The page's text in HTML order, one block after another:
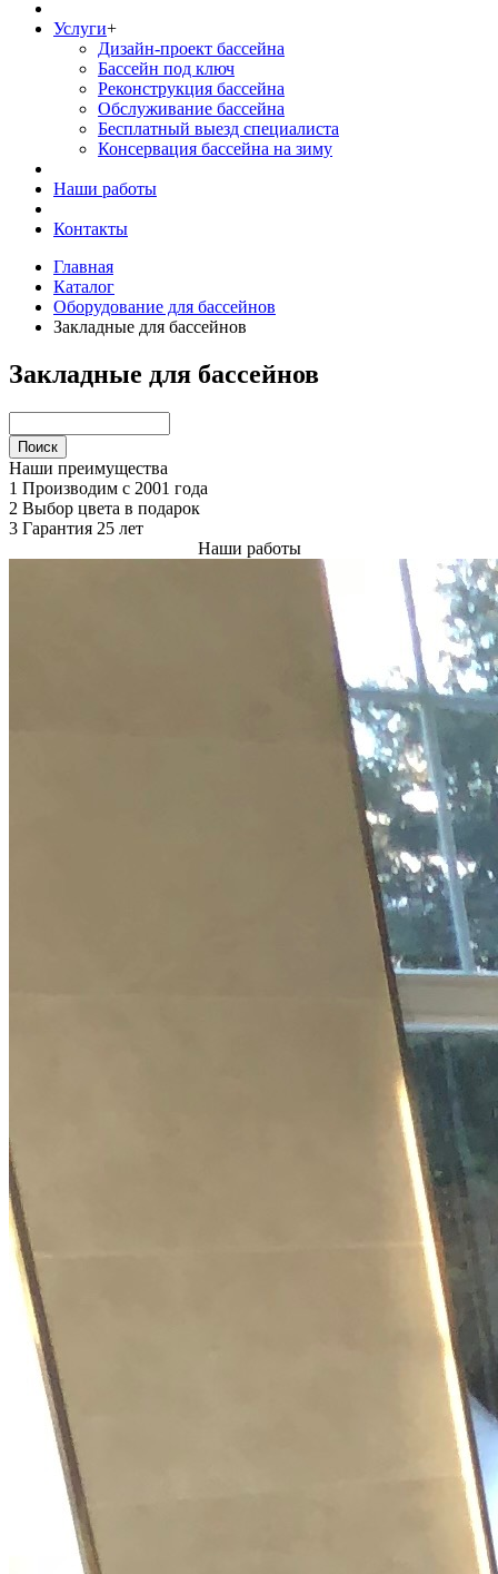
Услуги+
Дизайн-проект бассейна
Бассейн под ключ
Реконструкция бассейна
Обслуживание бассейна
Бесплатный выезд специалиста
Консервация бассейна на зиму
Наши работы
Контакты
Главная
Каталог
Оборудование для бассейнов
Закладные для бассейнов
Закладные для бассейнов
Наши преимущества
1 Производим с 2001 года
2 Выбор цвета в подарок
3 Гарантия 25 лет
Наши работы